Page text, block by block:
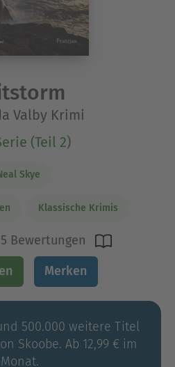
Valby Krimi
(Teil 2)
Skye
Klassische Krimis
5 Bewertungen
Merken
500.000 weitere Titel
Skoobe. Ab 12,99 € im
Monat.